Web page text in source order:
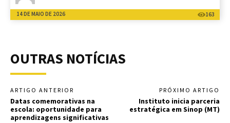
14 DE MAIO DE 2026 163
OUTRAS NOTÍCIAS
ARTIGO ANTERIOR
Datas comemorativas na
escola: oportunidade para
aprendizagens significativas
PRÓXIMO ARTIGO
Instituto inicia parceria
estratégica em Sinop (MT)